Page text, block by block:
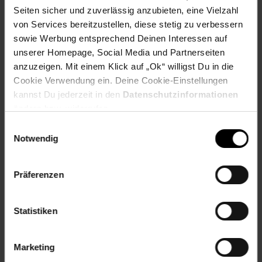
Seiten sicher und zuverlässig anzubieten, eine Vielzahl
von Services bereitzustellen, diese stetig zu verbessern
sowie Werbung entsprechend Deinen Interessen auf
unserer Homepage, Social Media und Partnerseiten
anzuzeigen. Mit einem Klick auf „Ok“ willigst Du in die
Cookie Verwendung ein. Deine Cookie-Einstellungen
kannst Du jederzeit in den Datenschutzinformationen
Notwendig
Präferenzen
Statistiken
Marketing
Material: Stahlrohr mit Pulverbeschichtung
Stoff: Polyester
Farbe: Blau
Größe: 50 cm x 50 cm x 80 cm
Extra: mit Tragetasche
Belastbarkeit: max. 100 kg
Artikelnummer: 2595617000
EAN: 4099799000533